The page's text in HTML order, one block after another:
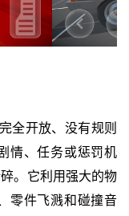
全开放、没有规则
情、任务或惩罚机
。它利用强大的物
零件飞溅和碰撞音